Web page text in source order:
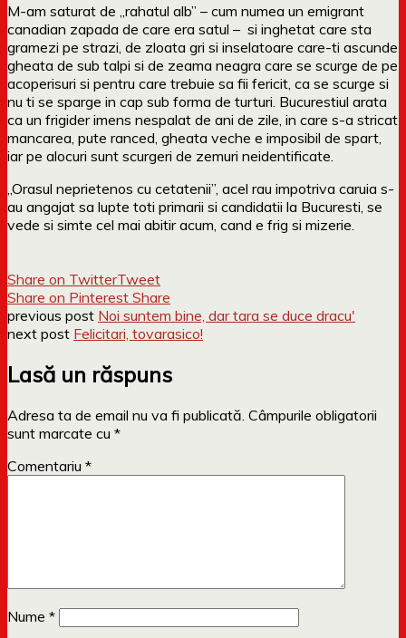
M-am saturat de „rahatul alb” – cum numea un emigrant
canadian zapada de care era satul – si inghetat care sta
gramezi pe strazi, de zloata gri si inselatoare care-ti ascunde
gheata de sub talpi si de zeama neagra care se scurge de pe
acoperisuri si pentru care trebuie sa fii fericit, ca se scurge si
nu ti se sparge in cap sub forma de turturi. Bucurestiul arata
ca un frigider imens nespalat de ani de zile, in care s-a stricat
mancarea, pute ranced, gheata veche e imposibil de spart,
iar pe alocuri sunt scurgeri de zemuri neidentificate.
„Orasul neprietenos cu cetatenii”, acel rau impotriva caruia s-
au angajat sa lupte toti primarii si candidatii la Bucuresti, se
vede si simte cel mai abitir acum, cand e frig si mizerie.
Share on TwitterTweet
Share on Pinterest Share
previous post Noi suntem bine, dar tara se duce dracu'
next post Felicitari, tovarasico!
Lasă un răspuns
Adresa ta de email nu va fi publicată. Câmpurile obligatorii
sunt marcate cu *
Comentariu *
Nume *